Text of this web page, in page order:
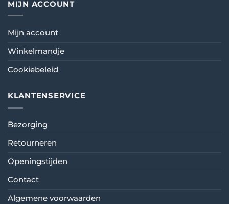
MIJN ACCOUNT
Mijn account
Winkelmandje
Cookiebeleid
KLANTENSERVICE
Bezorging
Retourneren
Openingstijden
Contact
Algemene voorwaarden